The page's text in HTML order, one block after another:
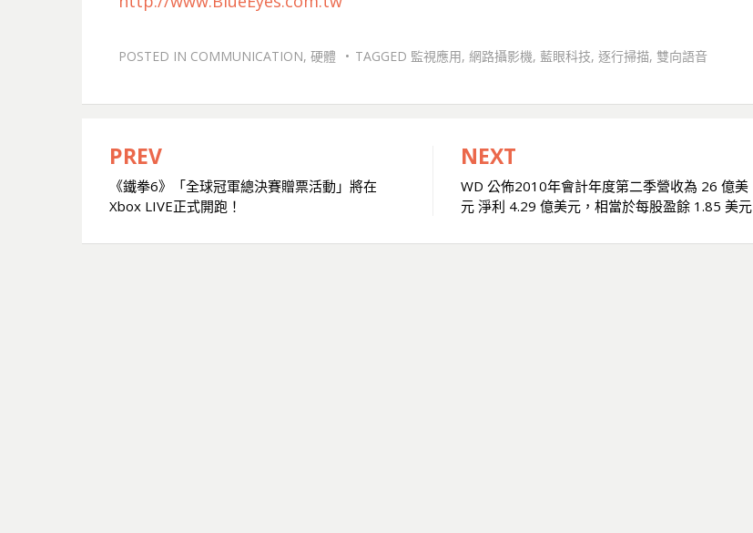
POSTED IN COMMUNICATION, 硬體 TAGGED 監視應用, 網路攝影機, 藍眼科技, 逐行掃描, 雙向語音
文
章
PREV
《鐵拳6》「全球冠軍總決賽贈票活動」將在
Xbox LIVE正式開跑！
NEXT
WD 公佈2010年會計年度第二季營收為 26 億美
元 淨利 4.29 億美元，相當於每股盈餘 1.85 美元